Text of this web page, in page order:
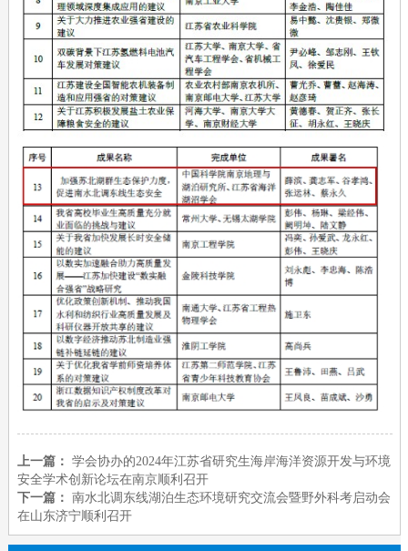
上一篇： 学会协办的2024年江苏省研究生海岸海洋资源开发与环境
安全学术创新论坛在南京顺利召开
下一篇： 南水北调东线湖泊生态环境研究交流会暨野外科考启动会
在山东济宁顺利召开